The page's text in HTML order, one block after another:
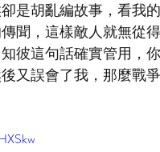
是胡亂編故事，看我
聞，這樣敵人就無從
彼這句話確實管用，
又誤會了我，那麼戰